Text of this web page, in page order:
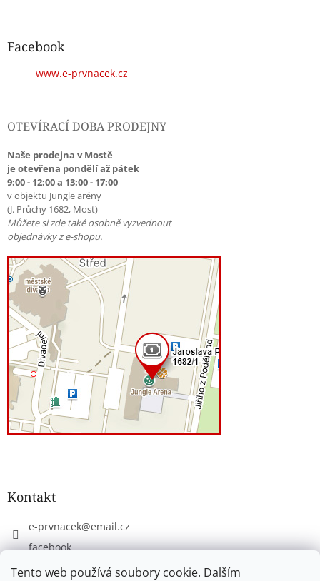
Tento web používá soubory cookie. Dalším
Facebook
www.e-prvnacek.cz
OTEVÍRACÍ DOBA PRODEJNY
Naše prodejna v Mostě
je otevřena pondělí až pátek
9:00 - 12:00 a 13:00 - 17:00
v objektu Jungle arény
(J. Průchy 1682, Most)
Můžete si zde také osobně vyzvednout
objednávky z e-shopu.
Kontakt
e-prvnacek@email.cz
facebook
eprvnacek